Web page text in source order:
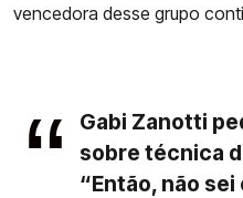
vencedora desse grupo
Gabi Zanotti
sobre técnica
“Então, não